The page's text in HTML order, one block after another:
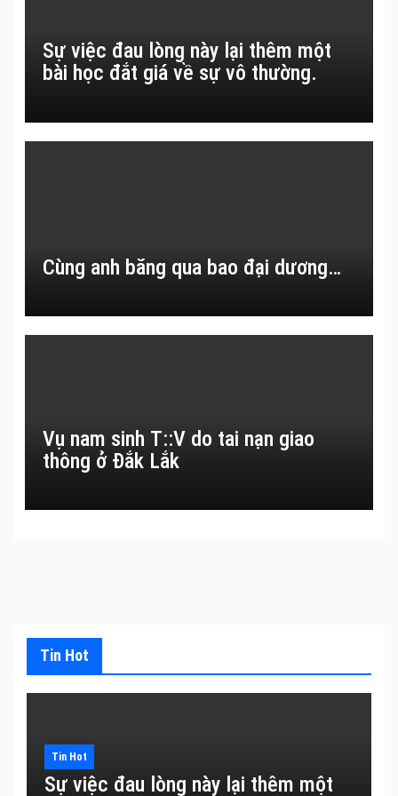
Sự việc đau lòng này lại thêm một
bài học đắt giá về sự vô thường.
Cùng anh băng qua bao đại dương…
Vụ nam sinh T::V do tai nạn giao
thông ở Đắk Lắk
Tin Hot
Tin Hot
Sự việc đau lòng này lại thêm một